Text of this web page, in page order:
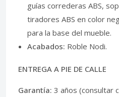
guías correderas ABS,
tiradores ABS en color
para la base del mueble.
Acabados: Roble Nodi.
ENTREGA A PIE DE CALLE
Garantía: 3 años (consultar